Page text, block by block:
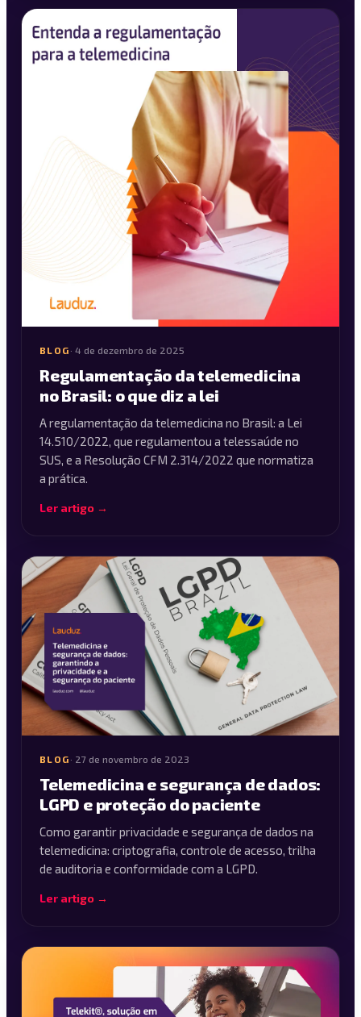
BLOG · 4 de dezembro de 2025
Regulamentação da telemedicina
no Brasil: o que diz a lei
A regulamentação da telemedicina no Brasil: a Lei
14.510/2022, que regulamentou a telessaúde no
SUS, e a Resolução CFM 2.314/2022 que normatiza
a prática.
Ler artigo →
BLOG · 27 de novembro de 2023
Telemedicina e segurança de dados:
LGPD e proteção do paciente
Como garantir privacidade e segurança de dados na
telemedicina: criptografia, controle de acesso, trilha
de auditoria e conformidade com a LGPD.
Ler artigo →